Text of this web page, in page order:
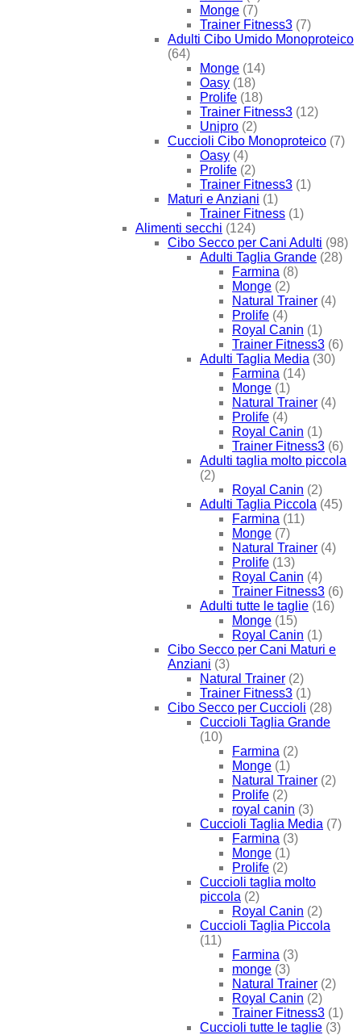
Monge (7)
Trainer Fitness3 (7)
Adulti Cibo Umido Monoproteico
(64)
Monge (14)
Oasy (18)
Prolife (18)
Trainer Fitness3 (12)
Unipro (2)
Cuccioli Cibo Monoproteico (7)
Oasy (4)
Prolife (2)
Trainer Fitness3 (1)
Maturi e Anziani (1)
Trainer Fitness (1)
Alimenti secchi (124)
Cibo Secco per Cani Adulti (98)
Adulti Taglia Grande (28)
Farmina (8)
Monge (2)
Natural Trainer (4)
Prolife (4)
Royal Canin (1)
Trainer Fitness3 (6)
Adulti Taglia Media (30)
Farmina (14)
Monge (1)
Natural Trainer (4)
Prolife (4)
Royal Canin (1)
Trainer Fitness3 (6)
Adulti taglia molto piccola
(2)
Royal Canin (2)
Adulti Taglia Piccola (45)
Farmina (11)
Monge (7)
Natural Trainer (4)
Prolife (13)
Royal Canin (4)
Trainer Fitness3 (6)
Adulti tutte le taglie (16)
Monge (15)
Royal Canin (1)
Cibo Secco per Cani Maturi e
Anziani (3)
Natural Trainer (2)
Trainer Fitness3 (1)
Cibo Secco per Cuccioli (28)
Cuccioli Taglia Grande
(10)
Farmina (2)
Monge (1)
Natural Trainer (2)
Prolife (2)
royal canin (3)
Cuccioli Taglia Media (7)
Farmina (3)
Monge (1)
Prolife (2)
Cuccioli taglia molto
piccola (2)
Royal Canin (2)
Cuccioli Taglia Piccola
(11)
Farmina (3)
monge (3)
Natural Trainer (2)
Royal Canin (2)
Trainer Fitness3 (1)
Cuccioli tutte le taglie (3)